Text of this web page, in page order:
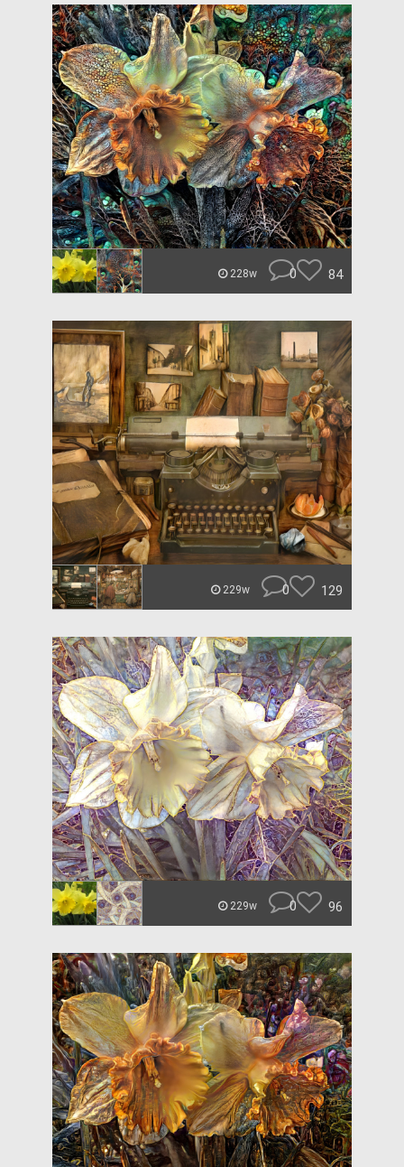
228w 0 84
229w 0 129
229w 0 96